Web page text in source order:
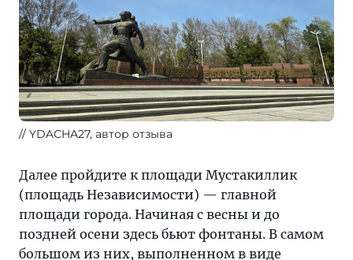
YDACHA27, автор отзыва
Далее пройдите к площади Мустакиллик
(площадь Независимости) — главной
площади города. Начиная с весны и до
поздней осени здесь бьют фонтаны. В самом
большом из них, выполненном в виде